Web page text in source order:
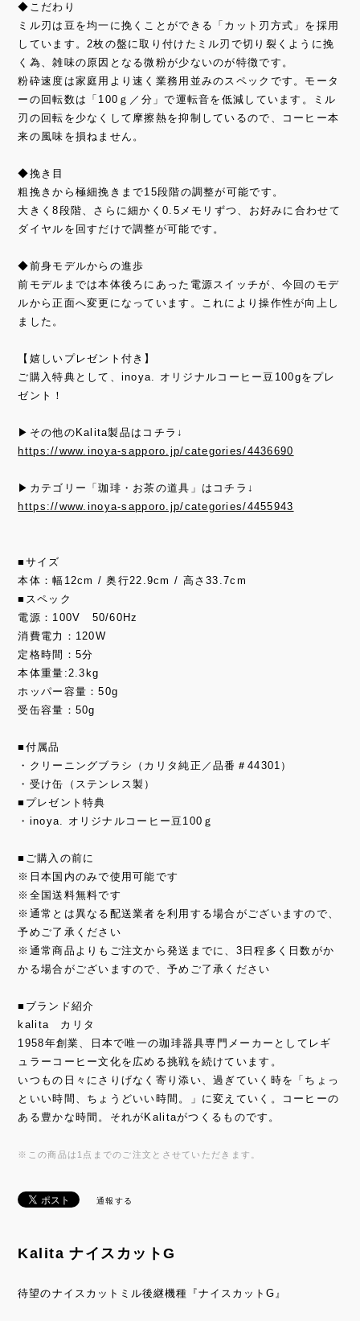
◆こだわり
ミル刃は豆を均一に挽くことができる「カット刃方式」を採用
しています。2枚の盤に取り付けたミル刃で切り裂くように挽
く為、雑味の原因となる微粉が少ないのが特徴です。
粉砕速度は家庭用より速く業務用並みのスペックです。モータ
ーの回転数は「100ｇ／分」で運転音を低減しています。ミル
刃の回転を少なくして摩擦熱を抑制しているので、コーヒー本
来の風味を損ねません。
◆挽き目
粗挽きから極細挽きまで15段階の調整が可能です。
大きく8段階、さらに細かく0.5メモリずつ、お好みに合わせて
ダイヤルを回すだけで調整が可能です。
◆前身モデルからの進歩
前モデルまでは本体後ろにあった電源スイッチが、今回のモデ
ルから正面へ変更になっています。これにより操作性が向上し
ました。
【嬉しいプレゼント付き】
ご購入特典として、inoya. オリジナルコーヒー豆100gをプレ
ゼント！
▶その他のKalita製品はコチラ↓
https://www.inoya-sapporo.jp/categories/4436690
▶カテゴリー「珈琲・お茶の道具」はコチラ↓
https://www.inoya-sapporo.jp/categories/4455943
■サイズ
本体：幅12cm / 奥行22.9cm / 高さ33.7cm
■スペック
電源：100V 50/60Hz
消費電力：120W
定格時間：5分
本体重量:2.3kg
ホッパー容量：50g
受缶容量：50g
■付属品
・クリーニングブラシ（カリタ純正／品番＃44301）
・受け缶（ステンレス製）
■プレゼント特典
・inoya. オリジナルコーヒー豆100ｇ
■ご購入の前に
※日本国内のみで使用可能です
※全国送料無料です
※通常とは異なる配送業者を利用する場合がございますので、
予めご了承ください
※通常商品よりもご注文から発送までに、3日程多く日数がか
かる場合がございますので、予めご了承ください
■ブランド紹介
kalita カリタ
1958年創業、日本で唯一の珈琲器具専門メーカーとしてレギ
ュラーコーヒー文化を広める挑戦を続けています。
いつもの日々にさりげなく寄り添い、過ぎていく時を「ちょっ
といい時間、ちょうどいい時間。」に変えていく。コーヒーの
ある豊かな時間。それがKalitaがつくるものです。
※この商品は1点までのご注文とさせていただきます。
通報する
Kalita ナイスカットG
待望のナイスカットミル後継機種『ナイスカットG』